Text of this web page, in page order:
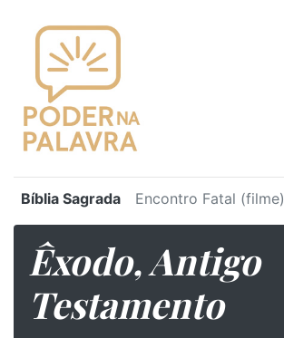
Bíblia Sagrada Encontro Fatal (filme)
Êxodo, Antigo
Testamento